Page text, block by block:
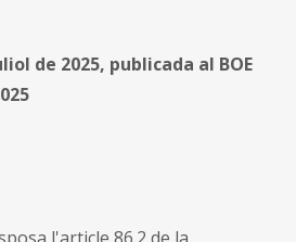
de 2025, publicada al BOE
l'article 86.2 de la